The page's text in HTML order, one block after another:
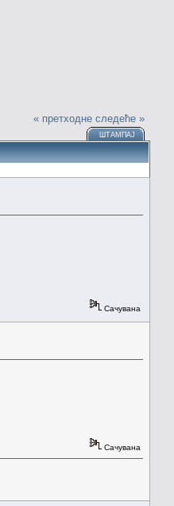
« претходне следеће »
ШТАМПАЈ
Сачувана
Сачувана